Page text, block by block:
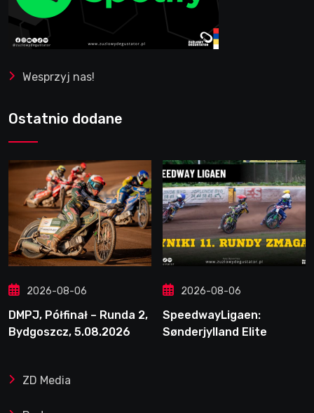
Wesprzyj nas!
Ostatnio dodane
2026-08-06
DMPJ, Półfinał – Runda 2,
Bydgoszcz, 5.08.2026
2026-08-06
SpeedwayLigaen:
Sønderjylland Elite
ZD Media